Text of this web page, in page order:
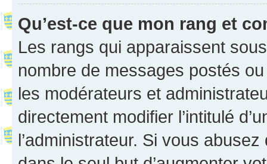
Qu’est-ce que mon rang et
Les rangs qui apparaissent
nombre de messages postés
les modérateurs et
directement modifier l’intitulé
l’administrateur. Si vous